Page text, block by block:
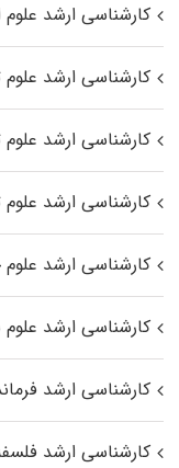
کارشناسی ارشد
کارشناسی ارشد علوم
کارشناسی ارشد علوم
کارشناسی ارشد علوم
کارشناسی ارشد علوم
کارشناسی ارشد
کارشناسی ارشد
کارشناسی ارشد